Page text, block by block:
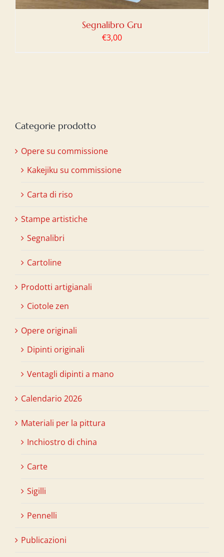
Segnalibro Gru
€3,00
Categorie prodotto
Opere su commissione
Kakejiku su commissione
Carta di riso
Stampe artistiche
Segnalibri
Cartoline
Prodotti artigianali
Ciotole zen
Opere originali
Dipinti originali
Ventagli dipinti a mano
Calendario 2026
Materiali per la pittura
Inchiostro di china
Carte
Sigilli
Pennelli
Publicazioni